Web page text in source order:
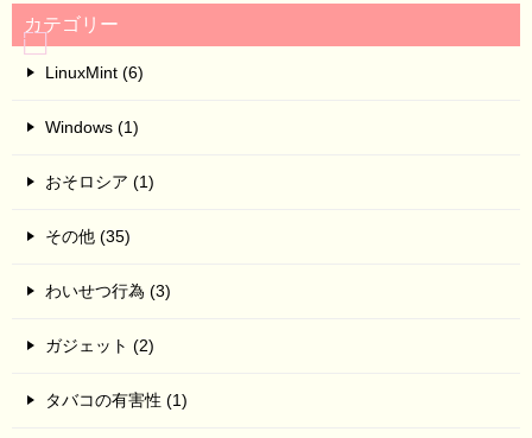
カテゴリー
LinuxMint (6)
Windows (1)
おそロシア (1)
その他 (35)
わいせつ行為 (3)
ガジェット (2)
タバコの有害性 (1)